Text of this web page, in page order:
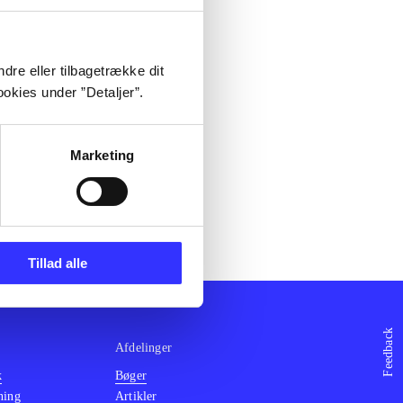
eller tilbagetrække dit
under ”Detaljer”.
Marketing
Tillad alle
Print
Feedback
Afdelinger
Bøger
Artikler